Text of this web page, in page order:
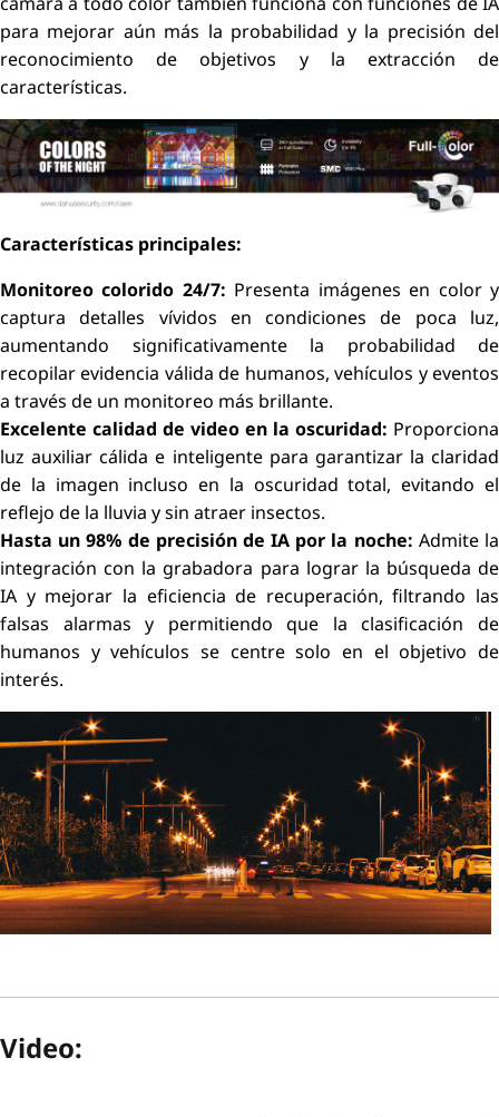
para mejorar aún más la probabilidad y la precisión del
reconocimiento de objetivos y la extracción de
características.
Características principales:
Monitoreo colorido 24/7: Presenta imágenes en color y
captura detalles vívidos en condiciones de poca luz,
aumentando significativamente la probabilidad de
recopilar evidencia válida de humanos, vehículos y eventos
a través de un monitoreo más brillante.
Excelente calidad de video en la oscuridad: Proporciona
luz auxiliar cálida e inteligente para garantizar la claridad
de la imagen incluso en la oscuridad total, evitando el
reflejo de la lluvia y sin atraer insectos.
Hasta un 98% de precisión de IA por la noche: Admite la
integración con la grabadora para lograr la búsqueda de
IA y mejorar la eficiencia de recuperación, filtrando las
falsas alarmas y permitiendo que la clasificación de
humanos y vehículos se centre solo en el objetivo de
interés.
Video: